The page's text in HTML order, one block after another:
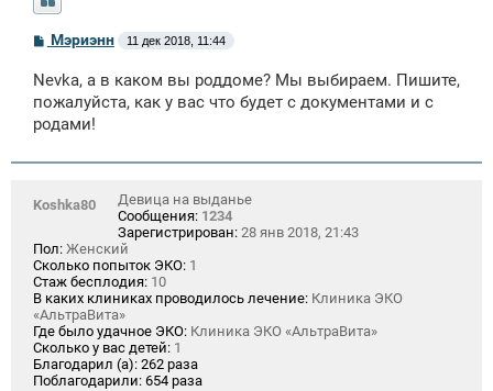
С
б
щ
н
е
Мэриэнн 11 дек 2018, 11:44
Nevka, а в каком вы роддоме? Мы выбираем. Пишите,
пожалуйста, как у вас что будет с документами и с
родами!
Koshka80
Девица на выданье
Сообщения: 1234
Зарегистрирован: 28 янв 2018, 21:43
Пол: Женский
Сколько попыток ЭКО: 1
Стаж бесплодия: 10
В каких клиниках проводилось лечение: Клиника ЭКО
«АльтраВита»
Где было удачное ЭКО: Клиника ЭКО «АльтраВита»
Сколько у вас детей: 1
Благодарил (а): 262 раза
Поблагодарили: 654 раза